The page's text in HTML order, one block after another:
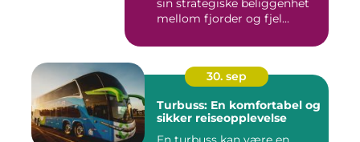
sin strategiske beliggenhet
mellom fjorder og fjel...
30. sep
Turbuss: En komfortabel og
sikker reiseopplevelse